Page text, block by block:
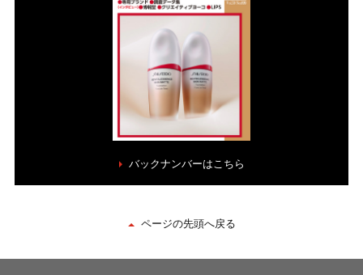
バックナンバーはこちら
ページの先頭へ戻る